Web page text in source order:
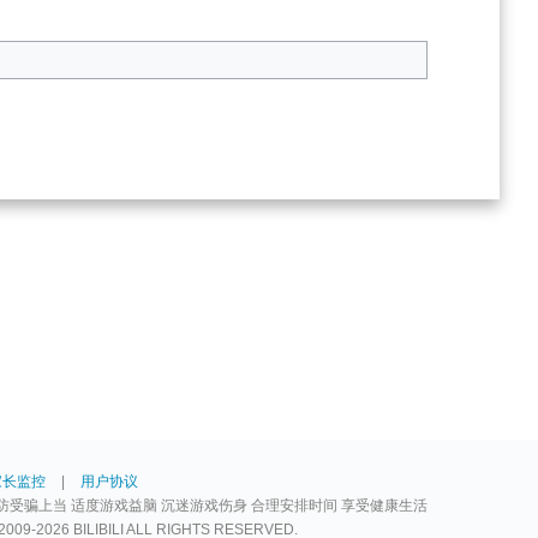
监控
用户协议
受骗上当 适度游戏益脑 沉迷游戏伤身 合理安排时间 享受健康生活
2026 BILIBILI ALL RIGHTS RESERVED.